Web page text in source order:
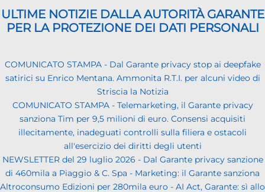
ULTIME NOTIZIE DALLA AUTORITÀ GARANTE
PER LA PROTEZIONE DEI DATI PERSONALI
COMUNICATO STAMPA - Dal Garante privacy stop ai deepfake
satirici su Enrico Mentana. Ammonita R.T.I. per alcuni video di
Striscia la Notizia
COMUNICATO STAMPA - Telemarketing, il Garante privacy
sanziona Tim per 9,5 milioni di euro. Consensi acquisiti
illecitamente, inadeguati controlli sulla filiera e ostacoli
all'esercizio dei diritti degli utenti
NEWSLETTER del 29 luglio 2026 - Dal Garante privacy sanzione
di 460mila a Piaggio & C. Spa - Marketing: il Garante sanziona
Altroconsumo Edizioni per 280mila euro - AI Act, Garante: sì allo